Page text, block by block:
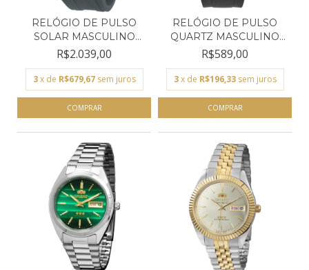
RELÓGIO DE PULSO
SOLAR MASCULINO
ORIENT...
R$2.039,00
3 x de R$679,67 sem juros
RELÓGIO DE PULSO
QUARTZ MASCULINO
ORIENT...
R$589,00
3 x de R$196,33 sem juros